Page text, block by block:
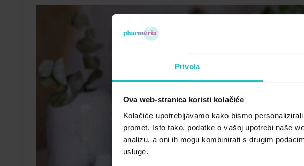
Privola
Ova web-stranica koristi kolačiće
Kolačiće upotrebljavamo kako bismo
promet. Isto tako, podatke o vašoj upotrebi naše
analizu, a oni ih mogu kombinirati s drugim
usluge.